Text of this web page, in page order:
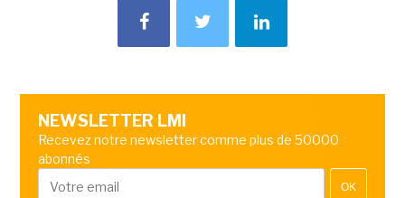
NEWSLETTER LMI
Recevez notre newsletter comme plus de 50000
abonnés
OK